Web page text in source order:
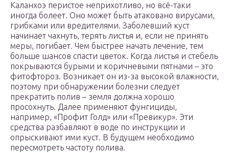
Каланхоэ перистое неприхотливо, но всё-таки
иногда болеет. Оно может быть атаковано вирусами,
грибками или вредителями. Заболевший куст
начинает чахнуть, терять листья и, если не принять
меры, погибает. Чем быстрее начать лечение, тем
больше шансов спасти цветок. Когда листья и стебель
покрываются бурыми и коричневыми пятнами – это
фитофтороз. Возникает он из-за высокой влажности,
поэтому при обнаружении болезни следует
прекратить полив – земля должна хорошо
просохнуть. Далее применяют фунгициды,
например, «Профит Голд» или «Превикур». Эти
средства разбавляют в воде по инструкции и
опрыскивают ими куст. В будущем необходимо
пересмотреть частоту полива.